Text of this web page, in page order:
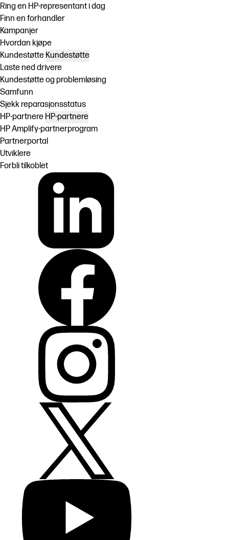
Ring en HP-representant i dag
Finn en forhandler
Kampanjer
Hvordan kjøpe
Kundestøtte Kundestøtte
Laste ned drivere
Kundestøtte og problemløsing
Samfunn
Sjekk reparasjonsstatus
HP-partnere HP-partnere
HP Amplify-partnerprogram
Partnerportal
Utviklere
Forbli tilkoblet